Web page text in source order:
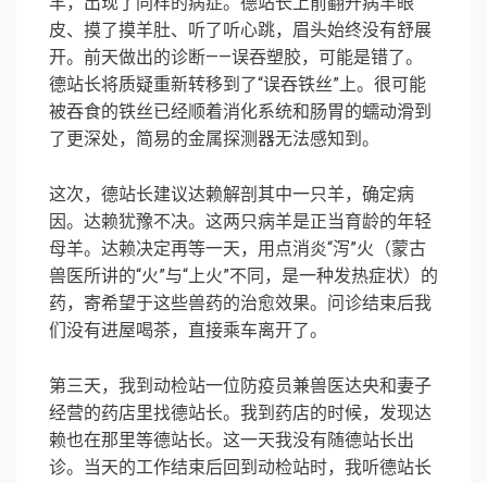
皮、摸了摸羊肚、听了听心跳，眉头始终没有舒展
开。前天做出的诊断——误吞塑胶，可能是错了。
德站长将质疑重新转移到了“误吞铁丝”上。很可能
被吞食的铁丝已经顺着消化系统和肠胃的蠕动滑到
了更深处，简易的金属探测器无法感知到。
这次，德站长建议达赖解剖其中一只羊，确定病
因。达赖犹豫不决。这两只病羊是正当育龄的年轻
母羊。达赖决定再等一天，用点消炎“泻”火（蒙古
兽医所讲的“火”与“上火”不同，是一种发热症状）的
药，寄希望于这些兽药的治愈效果。问诊结束后我
们没有进屋喝茶，直接乘车离开了。
第三天，我到动检站一位防疫员兼兽医达央和妻子
经营的药店里找德站长。我到药店的时候，发现达
赖也在那里等德站长。这一天我没有随德站长出
诊。当天的工作结束后回到动检站时，我听德站长